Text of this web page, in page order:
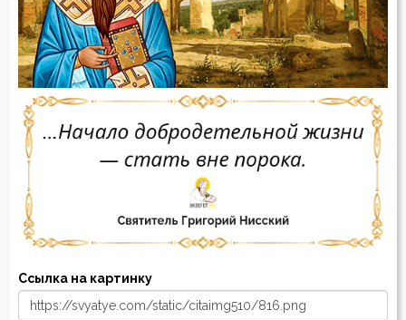
Ссылка на картинку